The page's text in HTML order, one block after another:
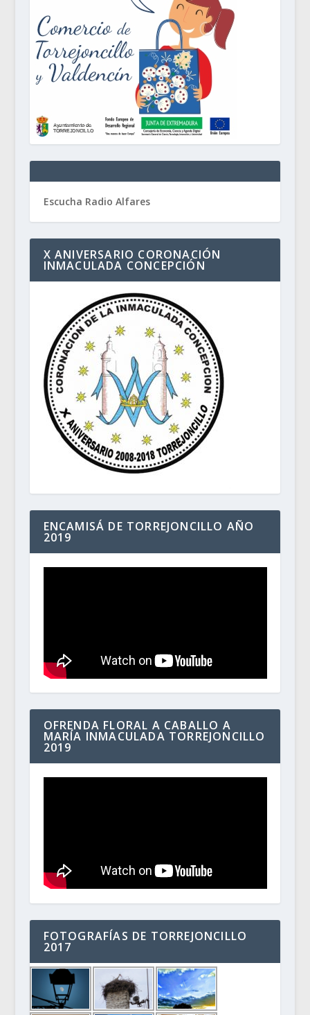
Escucha Radio Alfares
X ANIVERSARIO CORONACIÓN
INMACULADA CONCEPCIÓN
ENCAMISÁ DE TORREJONCILLO AÑO
2019
OFRENDA FLORAL A CABALLO A
MARÍA INMACULADA TORREJONCILLO
2019
FOTOGRAFÍAS DE TORREJONCILLO
2017